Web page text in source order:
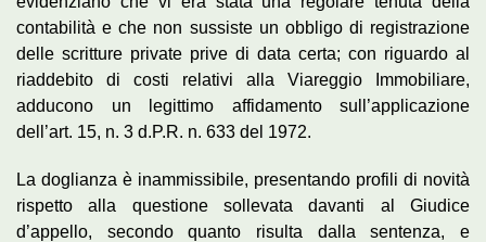
contabilità e che non sussiste un obbligo di registrazione
delle scritture private prive di data certa; con riguardo al
riaddebito di costi relativi alla Viareggio Immobiliare,
adducono un legittimo affidamento sull’applicazione
dell’art. 15, n. 3 d.P.R. n. 633 del 1972.
La doglianza è inammissibile, presentando profili di novità
rispetto alla questione sollevata davanti al Giudice
d’appello, secondo quanto risulta dalla sentenza, e